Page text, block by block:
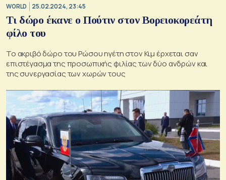
WORLD 25.02.2024, 23:45
Τι δώρο έκανε ο Πούτιν στον Βορειοκορεάτη
φίλο του
Το ακριβό δώρο του Ρώσου ηγέτη στον Κιμ έρχεται σαν
επιστέγασμα της προσωπικής φιλίας των δύο ανδρών και
της συνεργασίας των χωρών τους